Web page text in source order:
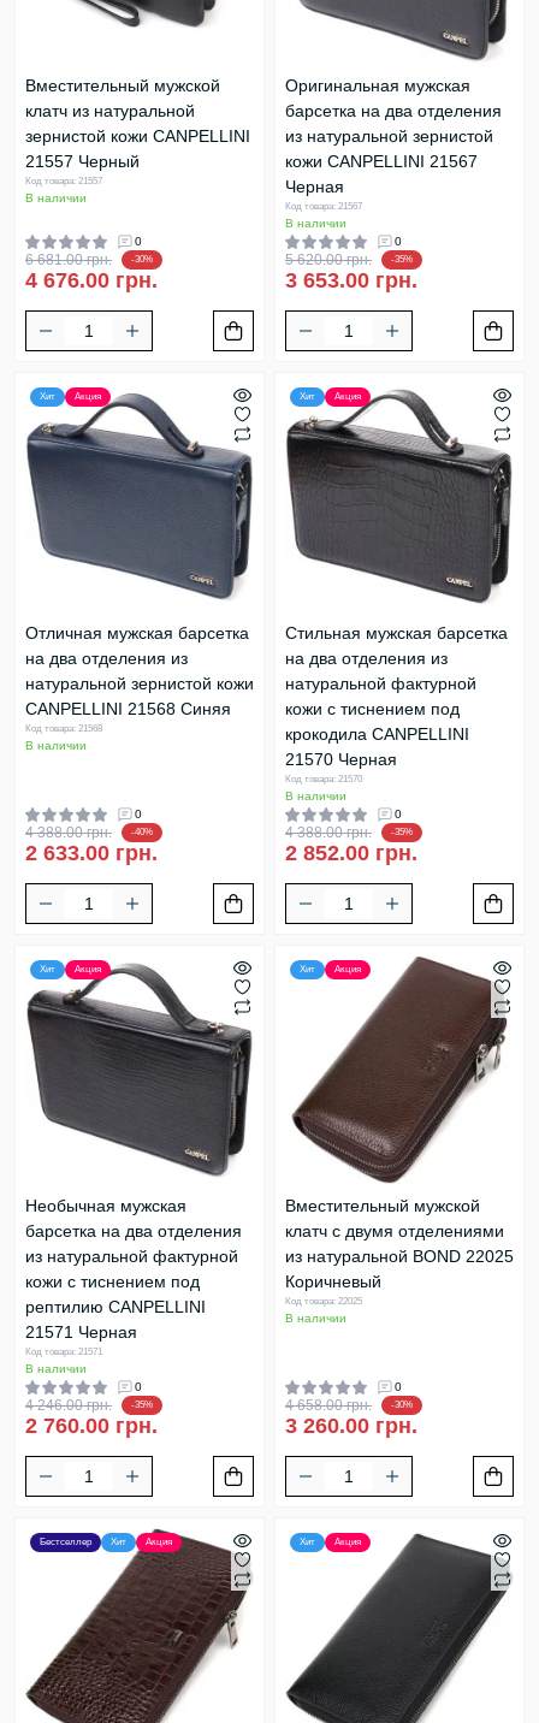
Вместительный мужской
клатч из натуральной
зернистой кожи CANPELLINI
21557 Черный
Код товара: 21557
В наличии
0
6 681.00 грн. -30%
4 676.00 грн.
Оригинальная мужская
барсетка на два отделения
из натуральной зернистой
кожи CANPELLINI 21567
Черная
Код товара: 21567
В наличии
0
5 620.00 грн. -35%
3 653.00 грн.
Хит Акция
Отличная мужская барсетка
на два отделения из
натуральной зернистой кожи
CANPELLINI 21568 Синяя
Код товара: 21568
В наличии
0
4 388.00 грн. -40%
2 633.00 грн.
Хит Акция
Стильная мужская барсетка
на два отделения из
натуральной фактурной
кожи с тиснением под
крокодила CANPELLINI
21570 Черная
Код товара: 21570
В наличии
0
4 388.00 грн. -35%
2 852.00 грн.
Хит Акция
Необычная мужская
барсетка на два отделения
из натуральной фактурной
кожи с тиснением под
рептилию CANPELLINI
21571 Черная
Код товара: 21571
В наличии
0
4 246.00 грн. -35%
2 760.00 грн.
Хит Акция
Вместительный мужской
клатч с двумя отделениями
из натуральной BOND 22025
Коричневый
Код товара: 22025
В наличии
0
4 658.00 грн. -30%
3 260.00 грн.
Бестселлер Хит Акция Хит Акция